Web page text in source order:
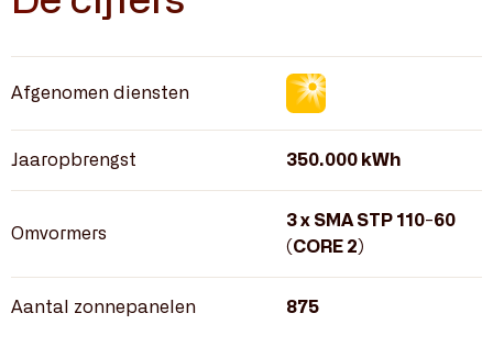
Afgenomen diensten
Jaaropbrengst 350.000 kWh
Omvormers
3 x SMA STP 110-60
(CORE 2)
Aantal zonnepanelen 875